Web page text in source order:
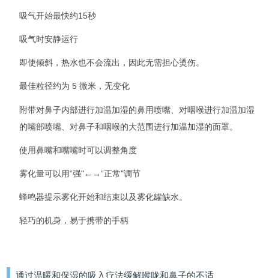
吸气开始最快约15秒
吸气时安静运行
即使倾斜，热水也不会流出，因此无需担心烫伤。
最佳粒径约为 5 微米，无变化
附带对鼻子内部进行加温加湿的鼻用喷嘴、对咽喉进行加温加湿
的嘴部喷嘴、对鼻子和咽喉的大范围进行加温加湿的面罩。
使用鼻嘴和嘴嘴时可以调整角度
雾化量可以用“强"←→“正常"调节
蜂鸣器提示雾化开始和结束以及雾化罐缺水。
轻巧的机身，易于携带的手柄
通过温暖和保湿的吸入疗法缓解喉咙和鼻子的不适